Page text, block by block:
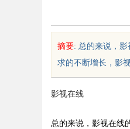
摘要: 总的来说，
求的不断增长，影
影视在线
总的来说，影视在线
眼镜 上海配眼镜